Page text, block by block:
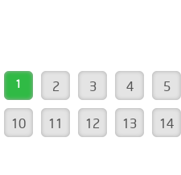
1 2 3 4 5
10 11 12 13 14